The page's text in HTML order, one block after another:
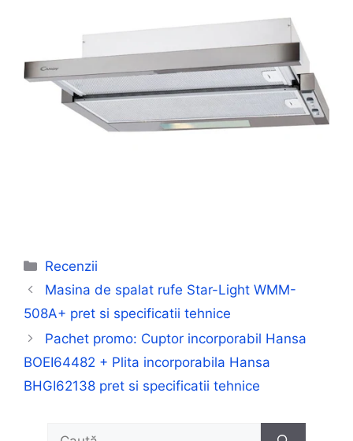
Categorii
Recenzii
Masina de spalat rufe Star-Light WMM-
508A+ pret si specificatii tehnice
Pachet promo: Cuptor incorporabil Hansa
BOEI64482 + Plita incorporabila Hansa
BHGI62138 pret si specificatii tehnice